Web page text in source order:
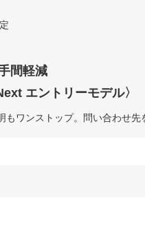
間軽減
エントリーモデル〉
もワンストップ。問い合わせ